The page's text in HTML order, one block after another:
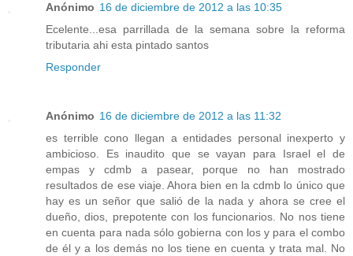
Anónimo 16 de diciembre de 2012 a las 10:35
Ecelente...esa parrillada de la semana sobre la reforma
tributaria ahi esta pintado santos
Responder
Anónimo 16 de diciembre de 2012 a las 11:32
es terrible cono llegan a entidades personal inexperto y
ambicioso. Es inaudito que se vayan para Israel el de
empas y cdmb a pasear, porque no han mostrado
resultados de ese viaje. Ahora bien en la cdmb lo único que
hay es un señor que salió de la nada y ahora se cree el
dueño, dios, prepotente con los funcionarios. No nos tiene
en cuenta para nada sólo gobierna con los y para el combo
de él y a los demás no los tiene en cuenta y trata mal. No